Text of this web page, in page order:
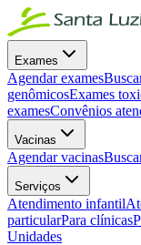
Exames
Agendar exames
genômicosExames
examesConvênios
Vacinas
Agendar vacinas
Serviços
Atendimento infantil
particularPara clínicas
Unidades